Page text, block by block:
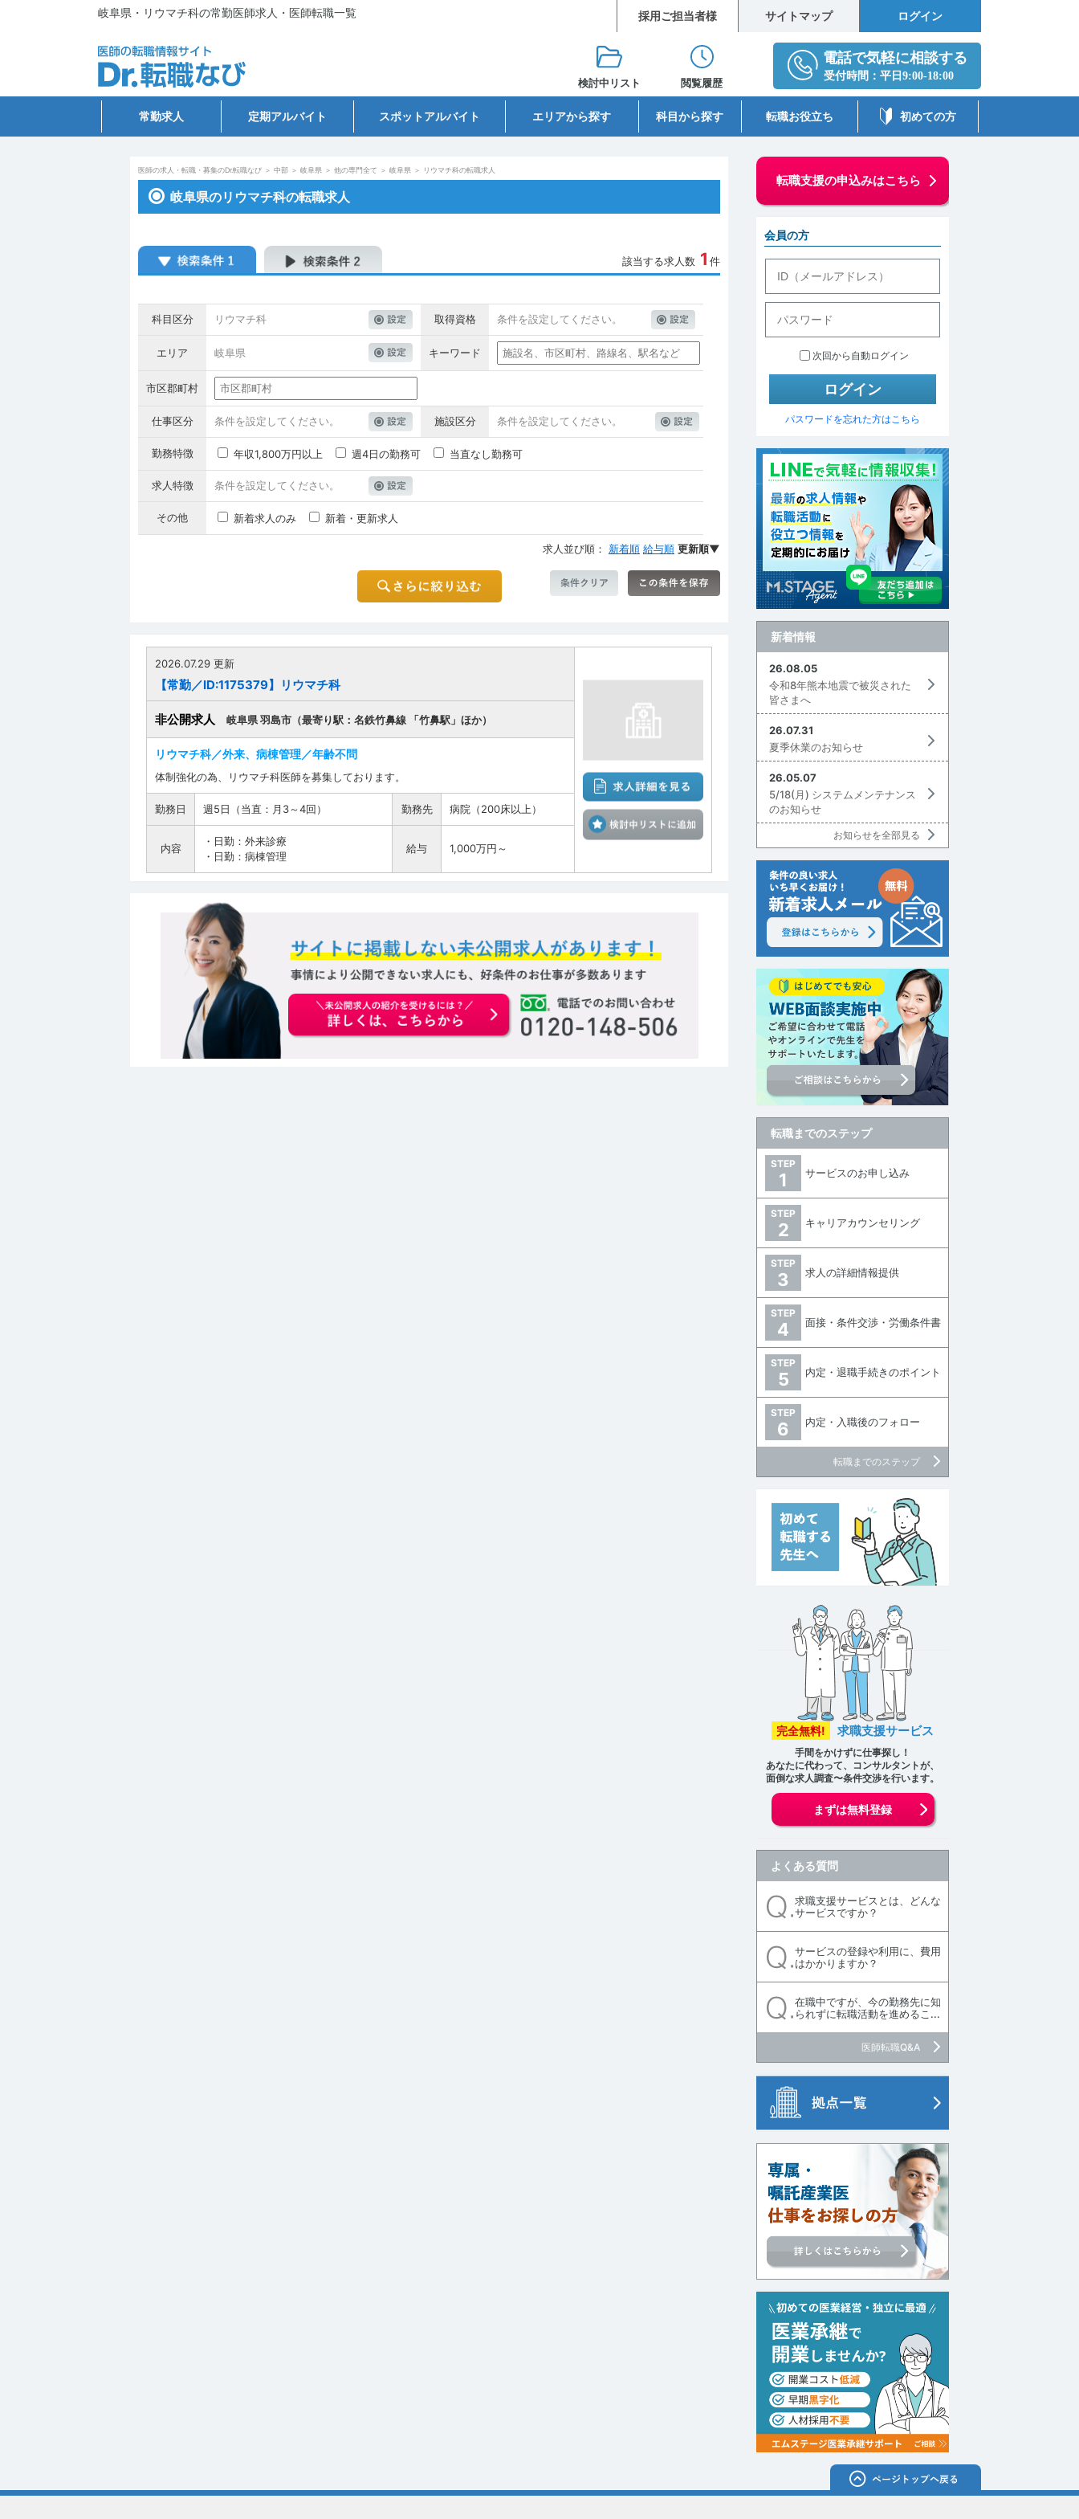
岐阜県・リウマチ科の常勤医師求人・医師転職一覧 採用ご担当者様 サイトマップ ログイン
検討中リスト 閲覧履歴
常勤求人 定期アルバイト スポットアルバイト エリアから探す 科目から探す 転職お役立ち 初めての方
医師の求人・転職・募集のDr.転職なび ＞ 中部 ＞ 岐阜県 ＞ 他の専門全て ＞ 岐阜県 ＞ リウマチ科の転職求人
岐阜県のリウマチ科の転職求人
該当する求人数 1 件
科目区分 リウマチ科 取得資格 条件を設定してください。
エリア 岐阜県 キーワード
市区郡町村
仕事区分 条件を設定してください。 施設区分 条件を設定してください。
勤務特徴 年収1,800万円以上 週4日の勤務可 当直なし勤務可
求人特徴 条件を設定してください。
その他 新着求人のみ 新着・更新求人
求人並び順： 新着順 給与順 更新順▼
2026.07.29 更新
【常勤／ID:1175379】リウマチ科
検討中リストに追加
非公開求人 岐阜県 羽島市（最寄り駅：名鉄竹鼻線 「竹鼻駅」ほか）
リウマチ科／外来、病棟管理／年齢不問
体制強化の為、リウマチ科医師を募集しております。
勤務日 週5日（当直：月3～4回） 勤務先 病院（200床以上）
内容
・日勤：外来診療
・日勤：病棟管理
給与 1,000万円～
お申込みはこちらから
転職支援の申込みはこちら
会員の方
次回から自動ログイン
パスワードを忘れた方はこちら
新着情報
26.08.05
令和8年熊本地震で被災された
皆さまへ
26.07.31
夏季休業のお知らせ
26.05.07
5/18(月) システムメンテナンス
のお知らせ
お知らせを全部見る
転職までのステップ
STEP
1 サービスのお申し込み
STEP
2 キャリアカウンセリング
STEP
3 求人の詳細情報提供
STEP
4 面接・条件交渉・労働条件書
STEP
5 内定・退職手続きのポイント
STEP
6 内定・入職後のフォロー
転職までのステップ
完全無料! 求職支援サービス
手間をかけずに仕事探し！
あなたに代わって、コンサルタントが、
面倒な求人調査〜条件交渉を行います。
まずは無料登録
よくある質問
求職支援サービスとは、どんな
サービスですか？
サービスの登録や利用に、費用
はかかりますか？
在職中ですが、今の勤務先に知
られずに転職活動を進めるこ...
医師転職Q&A